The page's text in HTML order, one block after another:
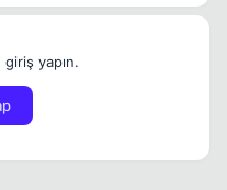
giriş yapın.